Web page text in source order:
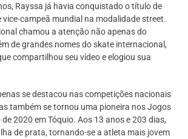
Rayssa já havia conquistado o título de
vice-campeã mundial na modalidade street.
chamou a atenção não apenas do
de grandes nomes do skate internacional,
compartilhou seu vídeo e elogiou sua
se destacou nas competições nacionais
também se tornou uma pioneira nos Jogos
2020 em Tóquio. Aos 13 anos e 203 dias,
de prata, tornando-se a atleta mais jovem